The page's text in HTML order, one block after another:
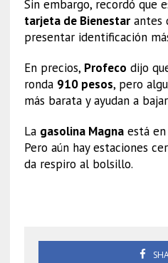
Sin embargo, recordó que
tarjeta de Bienestarantes
presentar identificación
En precios, Profeco dijo
ronda 910 pesos, pero
más barata y ayudan a
La gasolina Magnaestá en
Pero aún hay estaciones
da respiro al bolsillo.